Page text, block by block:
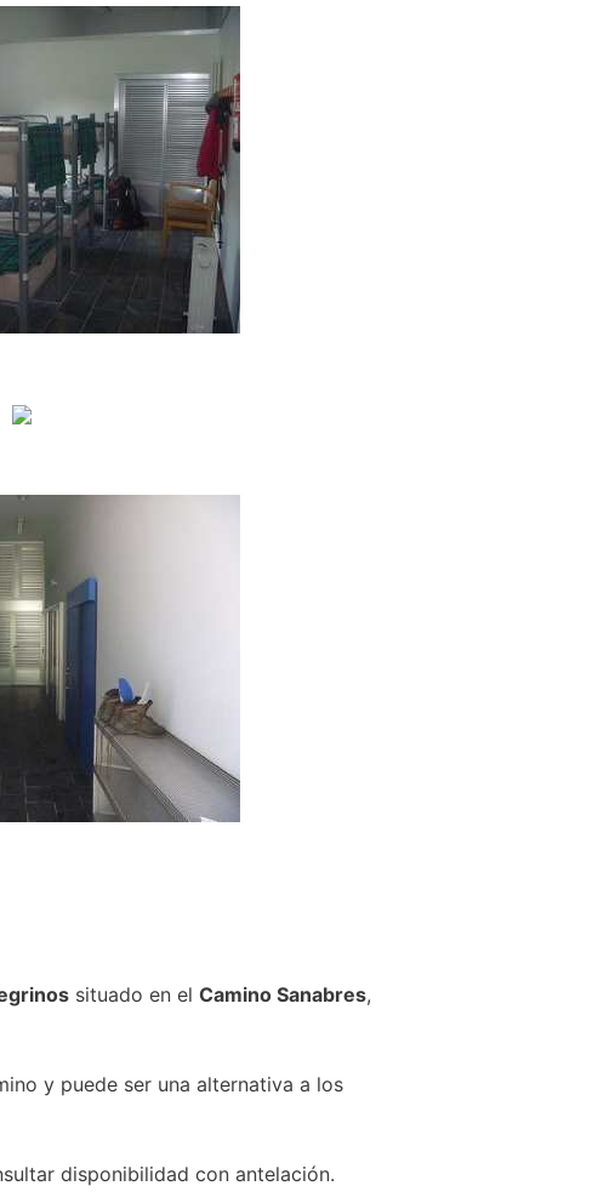
situado en el Camino Sanabres,
y puede ser una alternativa a los
disponibilidad con antelación.